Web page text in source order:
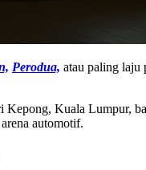
Perodua, atau paling laju
Kepong, Kuala Lumpur,
automotif.